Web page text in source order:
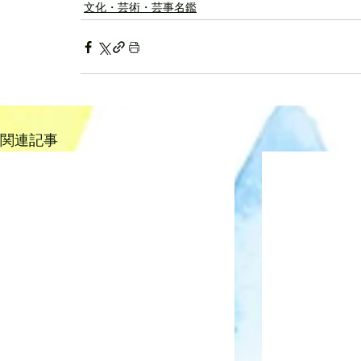
文化・芸術・芸事名鑑
関連記事